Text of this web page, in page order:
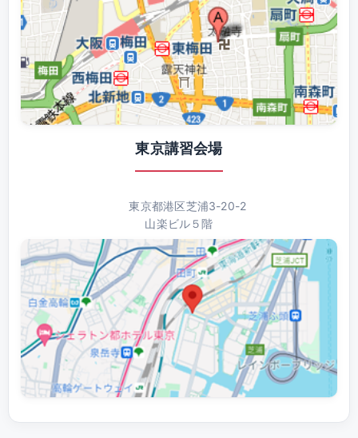
東京講習会場
東京都港区芝浦3-20-2
山楽ビル５階